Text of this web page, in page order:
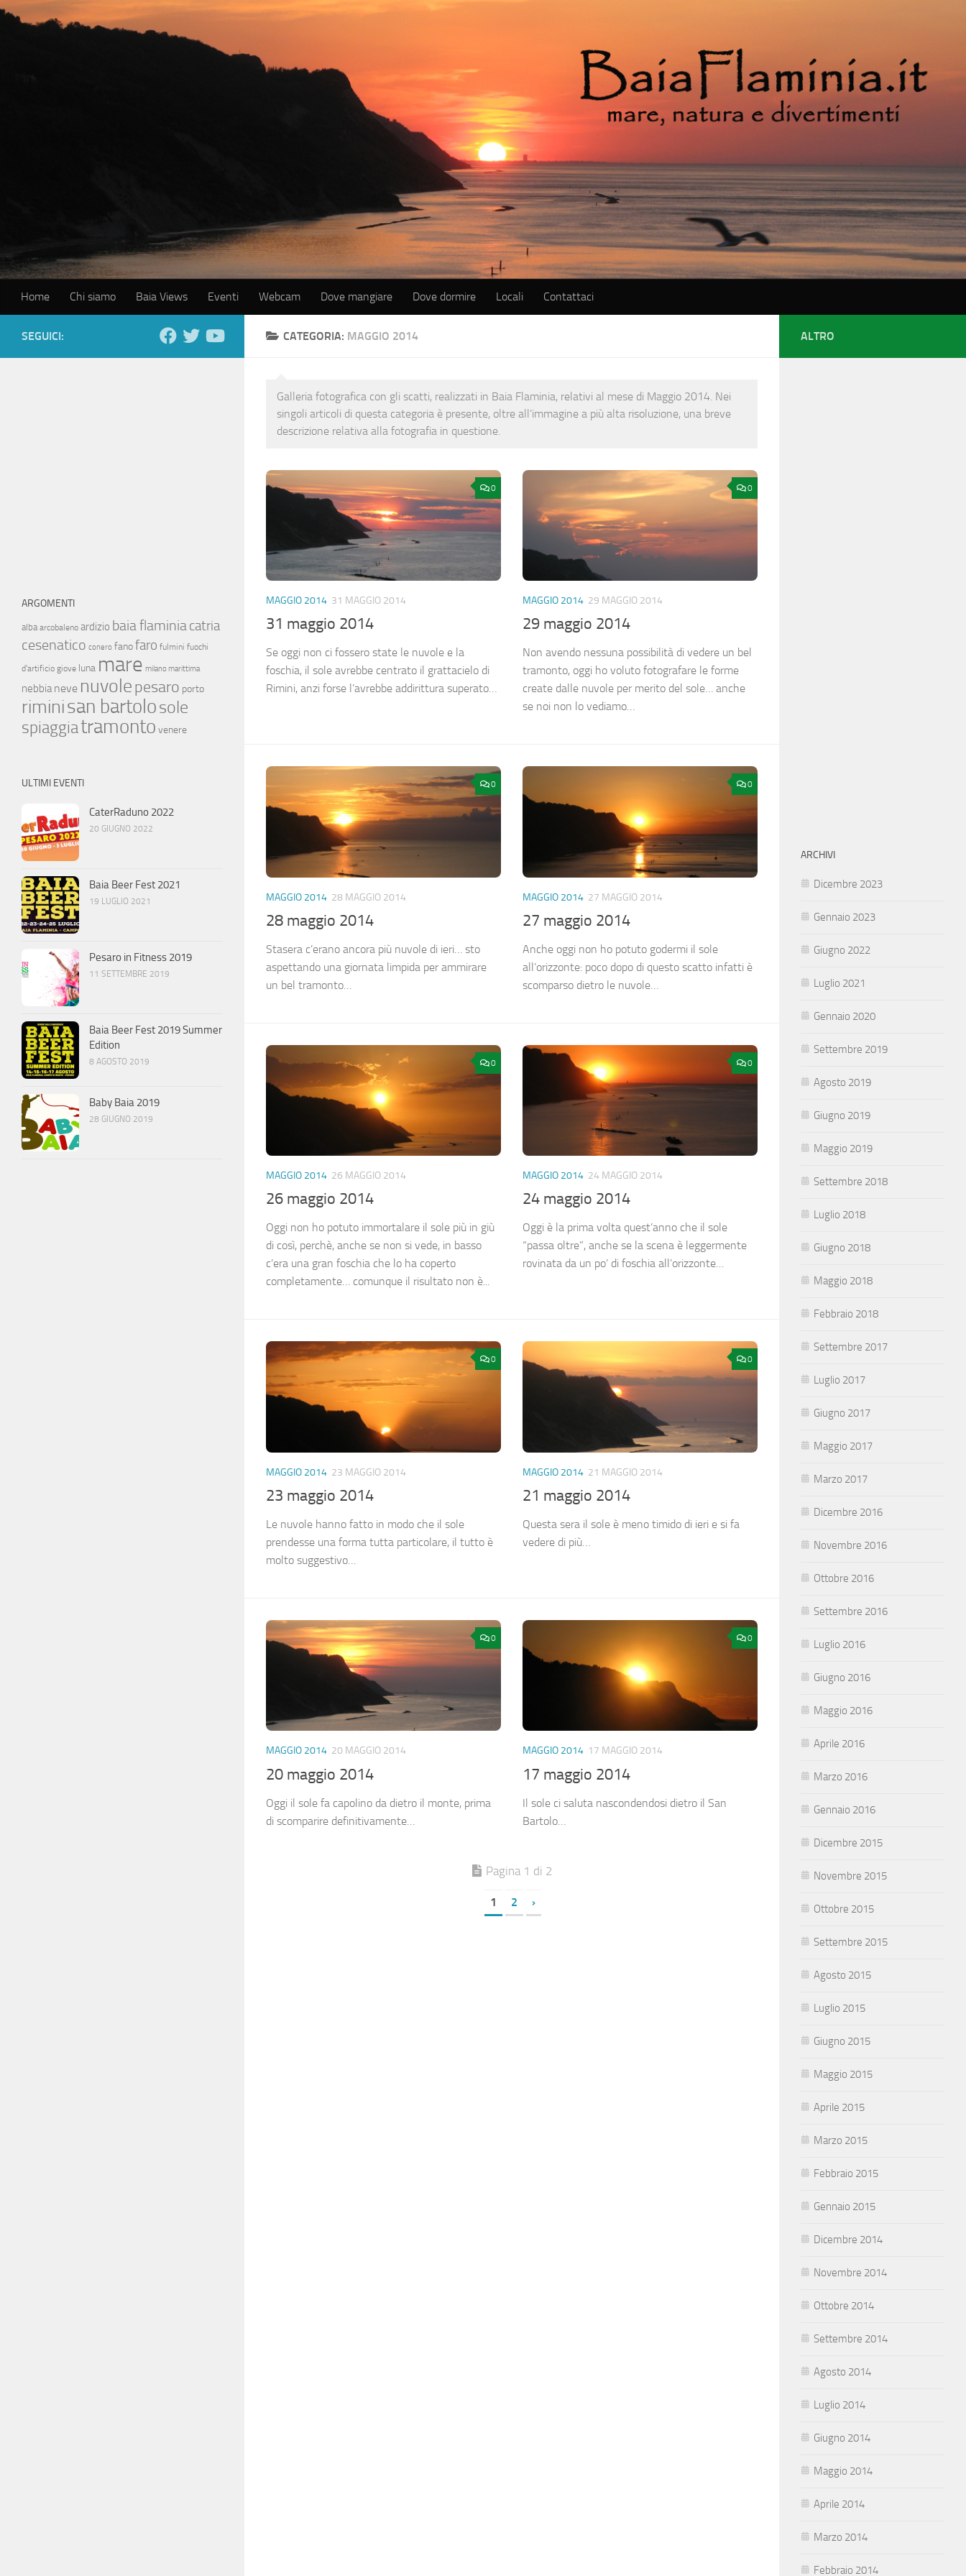
Salta al contenuto
Home Chi siamo Baia Views Eventi Webcam Dove mangiare Dove dormire Locali Contattaci
CATEGORIA: MAGGIO 2014
Galleria fotografica con gli scatti, realizzati in Baia Flaminia, relativi al mese di Maggio 2014. Nei
singoli articoli di questa categoria è presente, oltre all’immagine a più alta risoluzione, una breve
descrizione relativa alla fotografia in questione.
0
MAGGIO 2014 31 MAGGIO 2014
31 maggio 2014
Se oggi non ci fossero state le nuvole e la
foschia, il sole avrebbe centrato il grattacielo di
Rimini, anzi forse l’avrebbe addirittura superato…
0
MAGGIO 2014 29 MAGGIO 2014
29 maggio 2014
Non avendo nessuna possibilità di vedere un bel
tramonto, oggi ho voluto fotografare le forme
create dalle nuvole per merito del sole… anche
se noi non lo vediamo…
0
MAGGIO 2014 28 MAGGIO 2014
28 maggio 2014
Stasera c’erano ancora più nuvole di ieri… sto
aspettando una giornata limpida per ammirare
un bel tramonto…
0
MAGGIO 2014 27 MAGGIO 2014
27 maggio 2014
Anche oggi non ho potuto godermi il sole
all’orizzonte: poco dopo di questo scatto infatti è
scomparso dietro le nuvole…
0
MAGGIO 2014 26 MAGGIO 2014
26 maggio 2014
Oggi non ho potuto immortalare il sole più in giù
di così, perchè, anche se non si vede, in basso
c’era una gran foschia che lo ha coperto
completamente… comunque il risultato non è...
0
MAGGIO 2014 24 MAGGIO 2014
24 maggio 2014
Oggi è la prima volta quest’anno che il sole
“passa oltre”, anche se la scena è leggermente
rovinata da un po’ di foschia all’orizzonte…
0
MAGGIO 2014 23 MAGGIO 2014
23 maggio 2014
Le nuvole hanno fatto in modo che il sole
prendesse una forma tutta particolare, il tutto è
molto suggestivo…
0
MAGGIO 2014 21 MAGGIO 2014
21 maggio 2014
Questa sera il sole è meno timido di ieri e si fa
vedere di più…
0
MAGGIO 2014 20 MAGGIO 2014
20 maggio 2014
Oggi il sole fa capolino da dietro il monte, prima
di scomparire definitivamente…
0
MAGGIO 2014 17 MAGGIO 2014
17 maggio 2014
Il sole ci saluta nascondendosi dietro il San
Bartolo…
Pagina 1 di 2
1 2 ›
SEGUICI:
ARGOMENTI
alba arcobaleno ardizio baia flaminia catria
cesenatico conero fanofaro fulmini fuochi
d'artificio giove luna mare milano marittima
nebbia neve nuvolepesaro porto
riminisan bartolosole
spiaggiatramonto venere
ULTIMI EVENTI
CaterRaduno 2022
20 GIUGNO 2022
Baia Beer Fest 2021
19 LUGLIO 2021
Pesaro in Fitness 2019
11 SETTEMBRE 2019
Baia Beer Fest 2019 Summer
Edition
8 AGOSTO 2019
Baby Baia 2019
28 GIUGNO 2019
ALTRO
ARCHIVI
Dicembre 2023
Gennaio 2023
Giugno 2022
Luglio 2021
Gennaio 2020
Settembre 2019
Agosto 2019
Giugno 2019
Maggio 2019
Settembre 2018
Luglio 2018
Giugno 2018
Maggio 2018
Febbraio 2018
Settembre 2017
Luglio 2017
Giugno 2017
Maggio 2017
Marzo 2017
Dicembre 2016
Novembre 2016
Ottobre 2016
Settembre 2016
Luglio 2016
Giugno 2016
Maggio 2016
Aprile 2016
Marzo 2016
Gennaio 2016
Dicembre 2015
Novembre 2015
Ottobre 2015
Settembre 2015
Agosto 2015
Luglio 2015
Giugno 2015
Maggio 2015
Aprile 2015
Marzo 2015
Febbraio 2015
Gennaio 2015
Dicembre 2014
Novembre 2014
Ottobre 2014
Settembre 2014
Agosto 2014
Luglio 2014
Giugno 2014
Maggio 2014
Aprile 2014
Marzo 2014
Febbraio 2014